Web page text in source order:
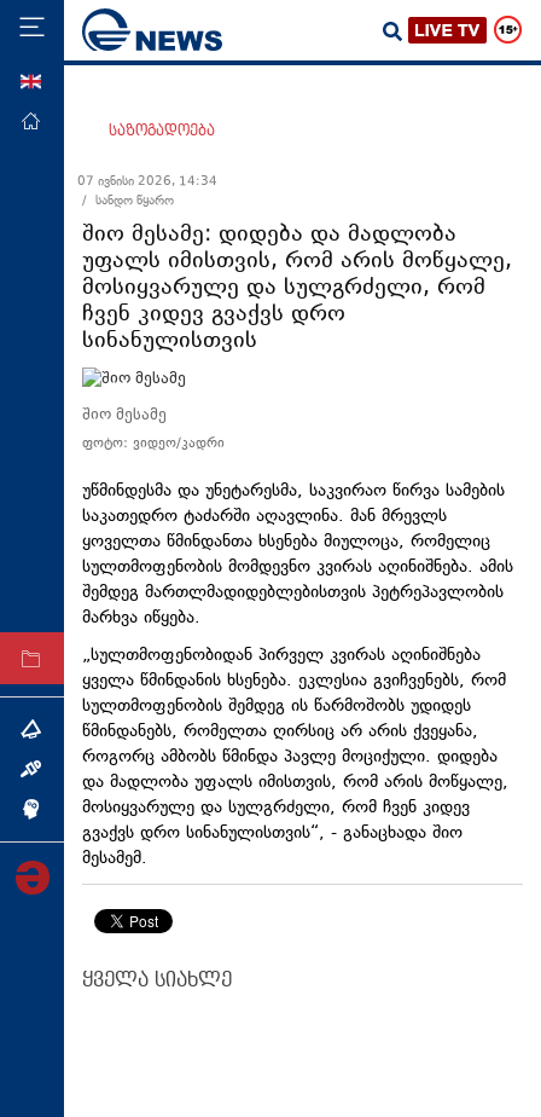
მთავარი
ეკონომიკა
მსოფლიო
ჯანდაცვა
საზოგადოება
რეგიონი
კულტურა
სპორტი
ტექნოლოგიები
ტაბლოიდი
არქივი
თემა
ინტერვიუ
ინქვიზიცია
საზოგადოება
07 ივნისი 2026, 14:34
/ სანდო წყარო
შიო მესამე: დიდება და მადლობა
უფალს იმისთვის, რომ არის მოწყალე,
მოსიყვარულე და სულგრძელი, რომ
ჩვენ კიდევ გვაქვს დრო
სინანულისთვის
შიო მესამე
ფოტო: ვიდეო/კადრი
უწმინდესმა და უნეტარესმა, საკვირაო წირვა სამების
საკათედრო ტაძარში აღავლინა. მან მრევლს
ყოველთა წმინდანთა ხსენება მიულოცა, რომელიც
სულთმოფენობის მომდევნო კვირას აღინიშნება. ამის
შემდეგ მართლმადიდებლებისთვის პეტრეპავლობის
მარხვა იწყება.
„სულთმოფენობიდან პირველ კვირას აღინიშნება
ყველა წმინდანის ხსენება. ეკლესია გვიჩვენებს, რომ
სულთმოფენობის შემდეგ ის წარმოშობს უდიდეს
წმინდანებს, რომელთა ღირსიც არ არის ქვეყანა,
როგორც ამბობს წმინდა პავლე მოციქული. დიდება
და მადლობა უფალს იმისთვის, რომ არის მოწყალე,
მოსიყვარულე და სულგრძელი, რომ ჩვენ კიდევ
გვაქვს დრო სინანულისთვის“, - განაცხადა შიო
მესამემ.
ყველა სიახლე